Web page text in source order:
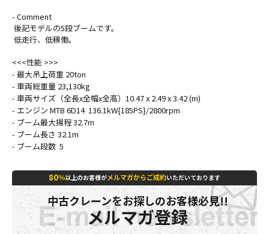
- Comment
後記モデルの5段ブームです。
低走行、低稼働。
<<<性能 >>>
- 最大吊上荷重 20ton
- 車両総重量 23,130kg
- 車両サイズ（全長x全幅x全高）10.47 x 2.49 x 3.42 (m)
- エンジン MTB 6D14 136.1kW{185PS}/2800rpm
- ブーム最大揚程 32.7m
- ブーム長さ 32.1m
- ブーム段数 5
80％以上のお客様がメルマガからご成約いただいております
中古クレーンをお探しのお客様必見!!
メルマガ登録